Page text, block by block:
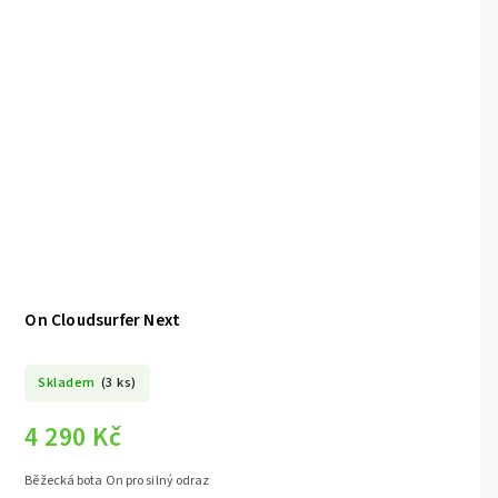
On Cloudsurfer Next
Skladem (3 ks)
4 290 Kč
Běžecká bota On pro silný odraz